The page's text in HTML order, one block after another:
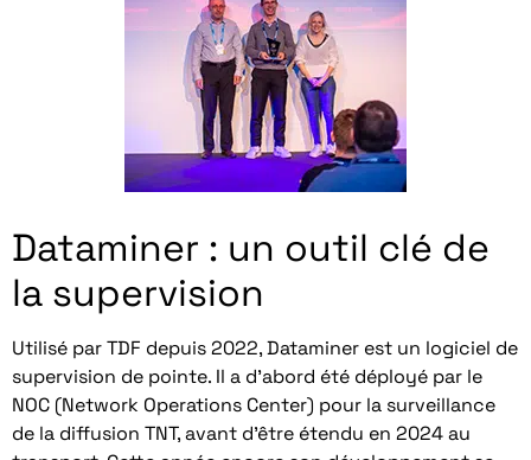
Dataminer : un outil clé de
la supervision
Utilisé par TDF depuis 2022, Dataminer est un logiciel de
supervision de pointe. Il a d’abord été déployé par le
NOC (Network Operations Center) pour la surveillance
de la diffusion TNT, avant d’être étendu en 2024 au